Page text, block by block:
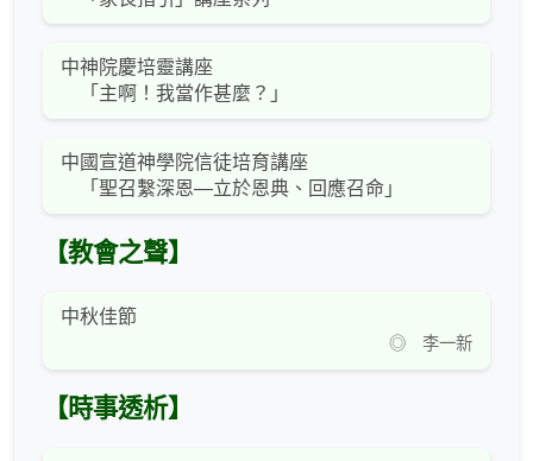
中神院慶培靈講座
「主啊！我當作甚麼？」
中國宣道神學院信徒培育講座
「聖召繫深恩—立於恩典、回應召命」
【教會之聲】
中秋佳節
◎ 李一新
【時事透析】